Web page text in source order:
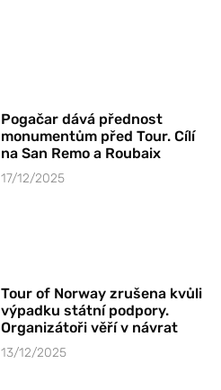
Pogačar dává přednost
monumentům před Tour. Cílí
na San Remo a Roubaix
17/12/2025
Tour of Norway zrušena kvůli
výpadku státní podpory.
Organizátoři věří v návrat
13/12/2025